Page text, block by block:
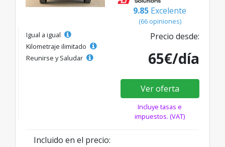
9.85 Excelente
(66 opiniones)
Igual a igual
Kilometraje ilimitado
Reunirse y Saludar
Precio desde:
65€/día
Ver oferta
Incluye tasas e
impuestos. (VAT)
Incluido en el precio: